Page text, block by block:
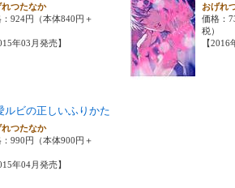
れつたなか
924円（本体840円＋
年03月発売】
おげれ
価格：
税）
【2016
ルビの正しいふりかた
れつたなか
990円（本体900円＋
年04月発売】